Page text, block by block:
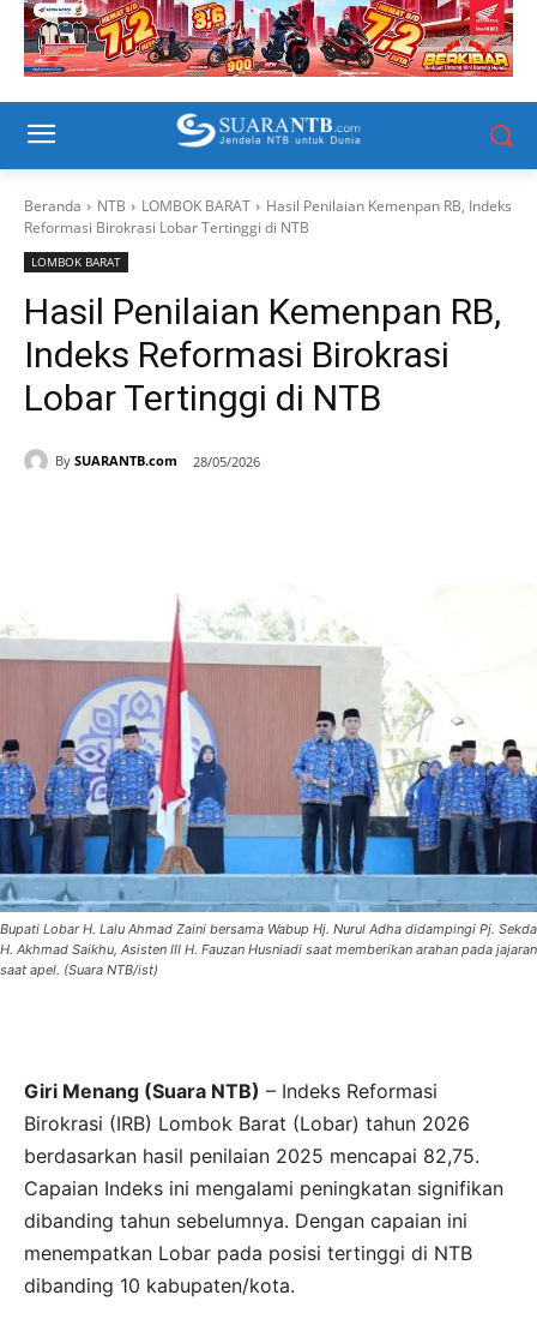
Beranda NTB LOMBOK BARAT
Hasil Penilaian Kemenpan RB, Indeks
Reformasi Birokrasi Lobar Tertinggi di NTB
LOMBOK BARAT
Hasil Penilaian Kemenpan RB,
Indeks Reformasi Birokrasi
Lobar Tertinggi di NTB
By SUARANTB.com 28/05/2026
Bupati Lobar H. Lalu Ahmad Zaini bersama Wabup Hj. Nurul Adha didampingi Pj. Sekda
H. Akhmad Saikhu, Asisten III H. Fauzan Husniadi saat memberikan arahan pada jajaran
saat apel. (Suara NTB/ist)
Giri Menang (Suara NTB) – Indeks Reformasi
Birokrasi (IRB) Lombok Barat (Lobar) tahun 2026
berdasarkan hasil penilaian 2025 mencapai 82,75.
Capaian Indeks ini mengalami peningkatan signifikan
dibanding tahun sebelumnya. Dengan capaian ini
menempatkan Lobar pada posisi tertinggi di NTB
dibanding 10 kabupaten/kota.